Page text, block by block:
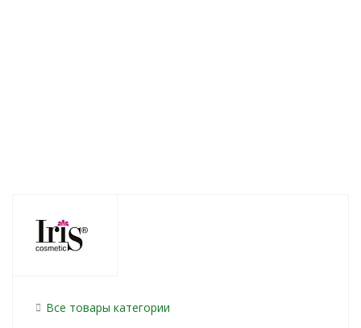
Все товары категории